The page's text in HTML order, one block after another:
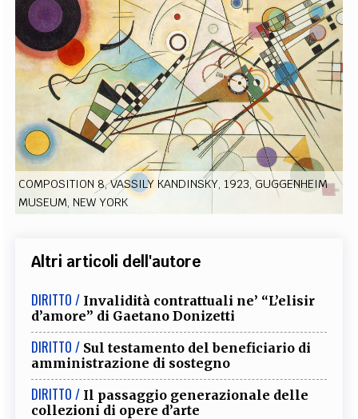
FOTOGRAFI
PARTNER COLLABORA CON NOI
EXTRA
CODICI RUBRICHE LIBRI PROCEEDINGS PUBBLICITÀ CONTATTI
SOCIAL MEDIA
COMPOSITION 8, VASSILY KANDINSKY, 1923, GUGGENHEIM
MUSEUM, NEW YORK
Altri articoli dell'autore
DIRITTO / Invalidità contrattuali ne’ “L’elisir
d’amore” di Gaetano Donizetti
DIRITTO / Sul testamento del beneficiario di
amministrazione di sostegno
DIRITTO / Il passaggio generazionale delle
collezioni di opere d’arte